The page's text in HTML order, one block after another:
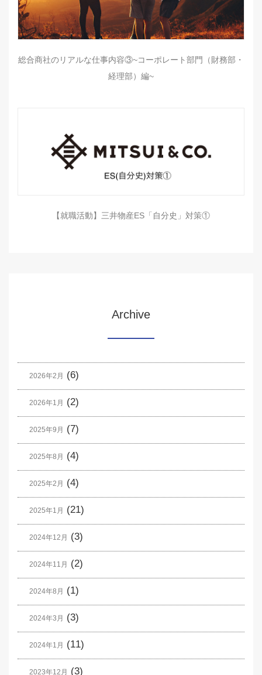
総合商社のリアルな仕事内容③~コーポレート部門（財務部・
経理部）編~
【就職活動】三井物産ES「自分史」対策①
Archive
2026年2月 (6)
2026年1月 (2)
2025年9月 (7)
2025年8月 (4)
2025年2月 (4)
2025年1月 (21)
2024年12月 (3)
2024年11月 (2)
2024年8月 (1)
2024年3月 (3)
2024年1月 (11)
2023年12月 (3)